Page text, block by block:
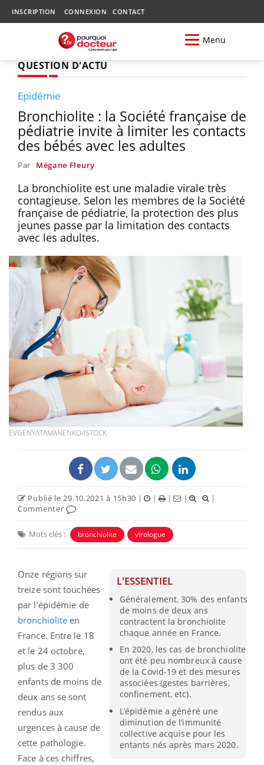
INSCRIPTION CONNEXION CONTACT
Menu
QUESTION D'ACTU
Epidémie
Bronchiolite : la Société française de
pédiatrie invite à limiter les contacts
des bébés avec les adultes
Par Mégane Fleury
La bronchiolite est une maladie virale très
contagieuse. Selon les membres de la Société
française de pédiatrie, la protection des plus
jeunes passe par la limitation des contacts
avec les adultes.
EVGENYATAMANENKO/ISTOCK
Publié le 29.10.2021 à 15h30 | | | |
|
Commenter
Mots clés : bronchiolite virologue
L'ESSENTIEL
Généralement, 30% des enfants
de moins de deux ans
contractent la bronchiolite
chaque année en France.
En 2020, les cas de bronchiolite
ont été peu nombreux à cause
de la Covid-19 et des mesures
associées (gestes barrières,
confinement, etc).
L’épidémie a généré une
diminution de l’immunité
collective acquise pour les
entants nés après mars 2020.
Onze régions sur
treize sont touchées
par l’épidémie de
bronchiolite en
France. Entre le 18
et le 24 octobre,
plus de 3 300
enfants de moins de
deux ans se sont
rendus aux
urgences à cause de
cette pathologie.
Face à ces chiffres,